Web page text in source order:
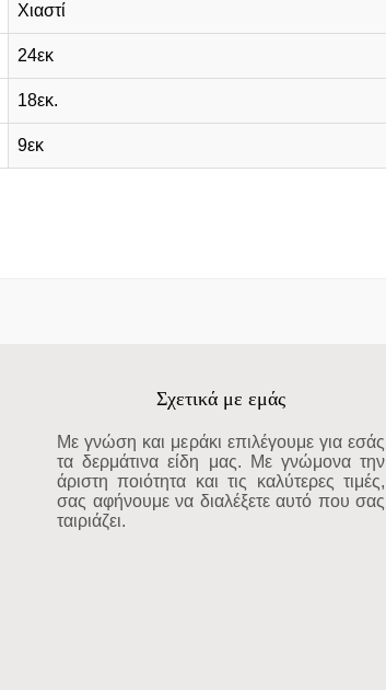
Χιαστί
24εκ
18εκ.
9εκ
Σχετικά με εμάς
Με γνώση και μεράκι επιλέγουμε για εσάς
τα δερμάτινα είδη μας. Με γνώμονα την
άριστη ποιότητα και τις καλύτερες τιμές,
σας αφήνουμε να διαλέξετε αυτό που σας
ταιριάζει.